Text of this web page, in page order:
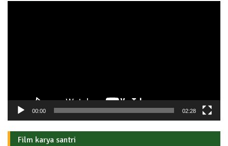
00:00 02:28
Film karya santri